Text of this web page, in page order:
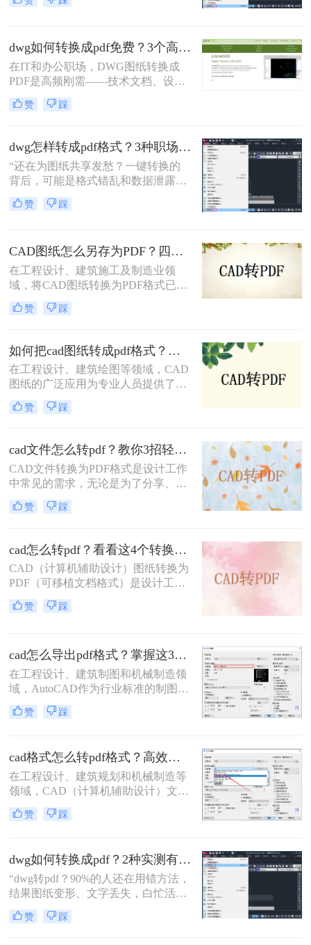
程师在交付文件时最怕听到的一句
防篡改的刚性需求。
dwg如何转换成pdf免费？3个高效精准方法，职场人亲测无坑！
在IT和办公职场，DWG图纸转换成
PDF是高频刚需——技术文档、设计
稿、项目报告常需PDF格式分享或打
印。但市面上多数工具转换不精准
（需装软件、调参数），甚至收费陷
阱频出。作为深耕办公软件测评7年
的小编，我亲测了20+方案，排除
WPS、命令行、迅捷等工具，只聚焦
真正免费、有效、安全的路径。今天
分享3个方法，助你告别“转换焦虑”，
赞 踩
dwg怎样转成pdf格式？3种职场人必备的高效方法，最后一招绝了！
“还在为图纸共享发愁？一键转换的
背后，可能是格式错乱和数据泄露的
双重陷阱。” 作为从业多年的办公软
件测评博主，我见过太多人因选错转
赞 踩
CAD图纸怎么另存为PDF？四种简单实用的方法推荐
在工程设计、建筑施工及制造业领
域，将CAD图纸转换为PDF格式已成
为日常工作的标准流程。PDF格式凭
借跨平台兼容性强、文件体积适中、
优势，被广泛应用于图纸提交、客户
审阅、档案存档及移动设备查看等场
景。
赞 踩
如何把cad图纸转成pdf格式？这四种方法轻松转换！
在工程设计、建筑绘图等领域，CAD
图纸的广泛应用为专业人员提供了极
大的便利。然而，有时我们需要将
CAD图纸转换成PDF格式，以便在不
打印。PDF格式因其跨平台性、一致
性和不可编辑性等特点，成为了理想
的转换格式。那么如何把cad图纸转成
pdf格式呢？本文将介绍四种将CAD
图纸转换成PDF格式的实用方法。
赞 踩
cad文件怎么转pdf？教你3招轻松解决！
CAD文件转换为PDF格式是设计工作
中常见的需求，无论是为了分享、存
档还是打印，PDF格式都能提供高质
量的输出。那么CAD文件怎么转PDF
为PDF的方法。
赞 踩
cad怎么转pdf？看看这4个转换方法！
CAD（计算机辅助设计）图纸转换为
PDF（可移植文档格式）是设计工作
中常见的需求。PDF格式不仅具有良
好的兼容性和可读性，还能有效保护
图纸转换为PDF的高效方法。
赞 踩
cad怎么导出pdf格式？掌握这3招就够了！
在工程设计、建筑制图和机械制造领
域，AutoCAD作为行业标准的制图软
件，其生成的DWG文件是工作的核
心。然而，在文件交付、图纸审查、
的特性，成为了无可替代的交换媒
介。掌握在AutoCAD中高效、高质量
地导出PDF，是每一位CAD用户的必
备技能。那么cad怎么导出pdf格式
呢？
赞 踩
cad格式怎么转pdf格式？高效的五大方法详解！
在工程设计、建筑规划和机械制造等
领域，CAD（计算机辅助设计）文件
是传递设计思想的核心载体。然而，
当需要向客户、评审方或非技术背景
是最佳选择。此时，PDF（便携式文
档格式）以其跨平台、格式固定、易
于查看且体积小巧的优势，成为分享
和归档图纸的首选。
赞 踩
dwg如何转换成pdf？2种实测有效技巧，精准无损告别格式混乱！
“dwg转pdf？90%的人还在用错方法，
结果图纸变形、文字丢失，白忙活一
整天！”在IT、设计与工程领域，dwg
文件转pdf是职场日常刚需。但你是否
赞 踩